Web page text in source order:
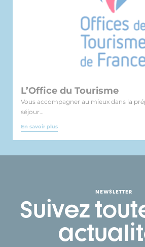
L’Office du Tourisme
Vous accompagner au mieux dans la
séjour…
En savoir plus
NEWSLETTER
Suivez